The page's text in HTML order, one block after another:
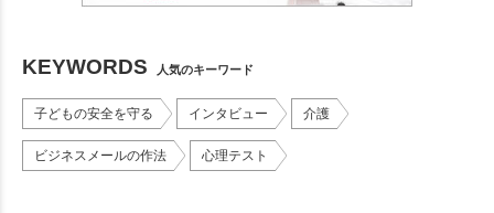
KEYWORDS 人気のキーワード
子どもの安全を守る インタビュー 介護
ビジネスメールの作法 心理テスト